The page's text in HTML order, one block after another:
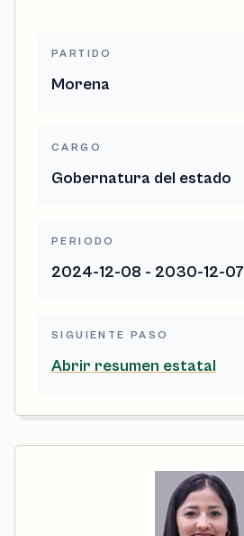
PARTIDO
Morena
CARGO
Gobernatura del estado
PERIODO
2024-12-08 - 2030-12-07
SIGUIENTE PASO
Abrir resumen estatal